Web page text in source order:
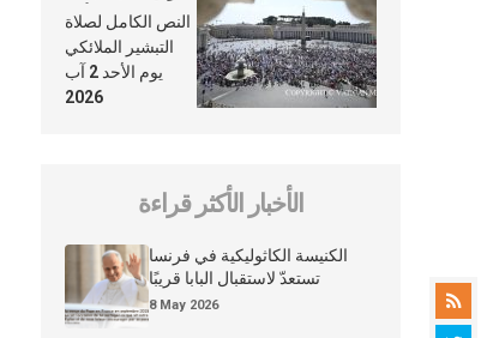
تغيب عنّا أبدًا
النص الكامل لصلاة
التبشير الملائكي
يوم الأحد 2 آب
2026
الأخبار الأكثر قراءة
الكنيسة الكاثوليكية في فرنسا
تستعدّ لاستقبال البابا قريبًا
8 May 2026